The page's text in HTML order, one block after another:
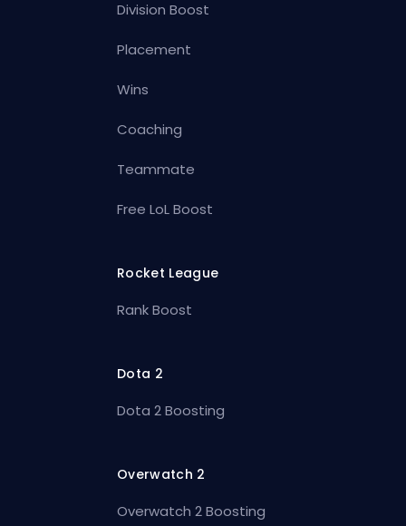
Division Boost
Placement
Wins
Coaching
Teammate
Free LoL Boost
Rocket League
Rank Boost
Dota 2
Dota 2 Boosting
Overwatch 2
Overwatch 2 Boosting